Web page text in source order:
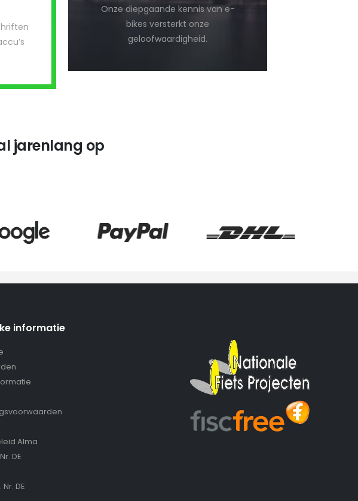
Onze diepgaande kennis van e-
bikes versterkt onze
geloofwaardigheid.
jarenlang op
informatie
Alma
DE
Nr. DE